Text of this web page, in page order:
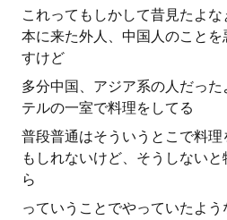
これってもしかして昔見たよ
本に来た外人、中国人のこと
すけど
多分中国、アジア系の人だっ
テルの一室で料理をしてる
普段普通はそういうとこで料
もしれないけど、そうしない
ら
っていうことでやっていたよ